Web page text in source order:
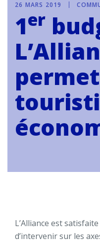
26 MARS 2019
1er
L’Alliance est
d’intervenir sur les